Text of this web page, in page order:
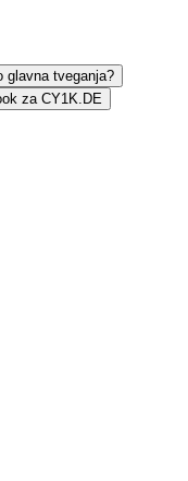
glavna tveganja?
za CY1K.DE